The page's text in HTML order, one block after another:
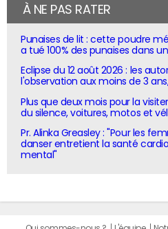
À NE PAS RATER
Punaises de lit : cette poudre
a tué 100% des punaises dans
Eclipse du 12 août 2026 : les
l'observation aux moins de 3
Plus que deux mois pour la
du silence, voitures, motos et
Pr. Alinka Greasley : "Pour les
danser entretient la santé
mental"